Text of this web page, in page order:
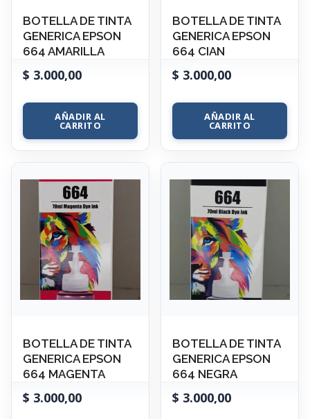
BOTELLA DE TINTA
GENERICA EPSON
664 AMARILLA
$ 3.000,00
AÑADIR AL
CARRITO
BOTELLA DE TINTA
GENERICA EPSON
664 CIAN
$ 3.000,00
AÑADIR AL
CARRITO
BOTELLA DE TINTA
GENERICA EPSON
664 MAGENTA
$ 3.000,00
BOTELLA DE TINTA
GENERICA EPSON
664 NEGRA
$ 3.000,00